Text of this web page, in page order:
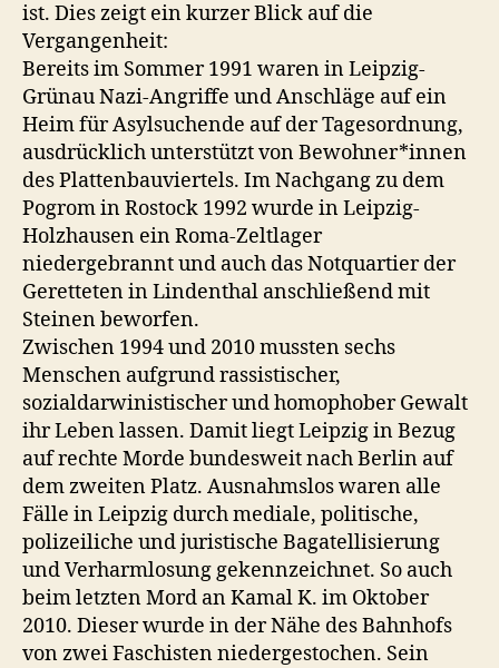
ist. Dies zeigt ein kurzer Blick auf die
Vergangenheit:
Bereits im Sommer 1991 waren in Leipzig-
Grünau Nazi-Angriffe und Anschläge auf ein
Heim für Asylsuchende auf der Tagesordnung,
ausdrücklich unterstützt von Bewohner*innen
des Plattenbauviertels. Im Nachgang zu dem
Pogrom in Rostock 1992 wurde in Leipzig-
Holzhausen ein Roma-Zeltlager
niedergebrannt und auch das Notquartier der
Geretteten in Lindenthal anschließend mit
Steinen beworfen.
Zwischen 1994 und 2010 mussten sechs
Menschen aufgrund rassistischer,
sozialdarwinistischer und homophober Gewalt
ihr Leben lassen. Damit liegt Leipzig in Bezug
auf rechte Morde bundesweit nach Berlin auf
dem zweiten Platz. Ausnahmslos waren alle
Fälle in Leipzig durch mediale, politische,
polizeiliche und juristische Bagatellisierung
und Verharmlosung gekennzeichnet. So auch
beim letzten Mord an Kamal K. im Oktober
2010. Dieser wurde in der Nähe des Bahnhofs
von zwei Faschisten niedergestochen. Sein